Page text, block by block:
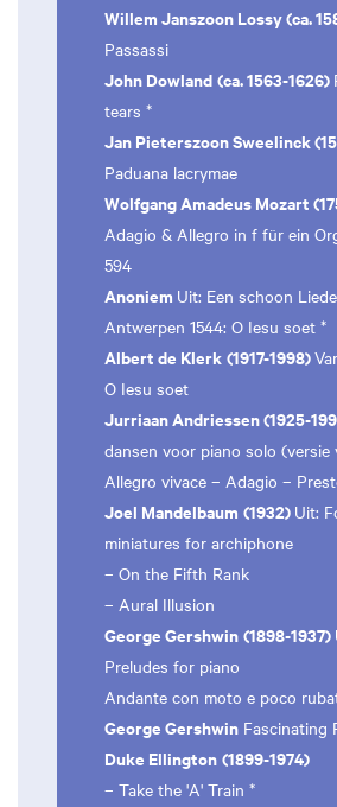
Willem Janszoon Lossy (ca.
Passassi
John Dowland(ca. 1563-1626)
tears *
Jan Pieterszoon Sweelinck
Paduana lacrymae
Wolfgang Amadeus Mozart
Adagio & Allegro in f für ein
594
Anoniem Uit: Een schoon
Antwerpen 1544: O Iesu soet *
Albert de Klerk(1917-1998)
O Iesu soet
Jurriaan Andriessen (1925-
dansen voor piano solo (versie
Allegro vivace – Adagio –
Joel Mandelbaum (1932) Uit:
miniatures for archiphone
– On the Fifth Rank
– Aural Illusion
George Gershwin(1898-1937)
Preludes for piano
Andante con moto e poco
George Gershwin Fascinating
Duke Ellington(1899-1974)
– Take the 'A' Train *